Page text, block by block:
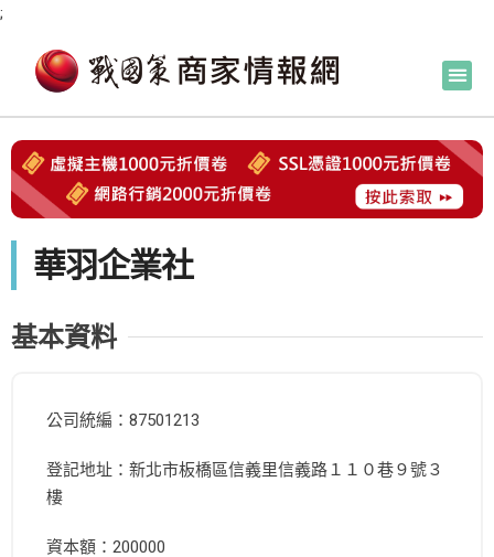
;
華羽企業社
基本資料
公司統編：87501213
登記地址：新北市板橋區信義里信義路１１０巷９號３
樓
資本額：200000